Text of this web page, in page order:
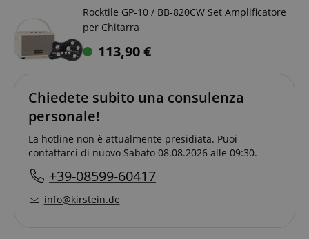
Rocktile GP-10 / BB-820CW Set Amplificatore
per Chitarra
113,90€
Chiedete subito una consulenza
personale!
La hotline non è attualmente presidiata. Puoi
contattarci di nuovo Sabato 08.08.2026 alle 09:30.
+39-08599-60417
info@kirstein.de